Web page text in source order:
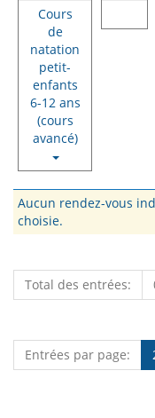
Cours
de
natation
petit-
enfants
6-12 ans
(cours
avancé)
Aucun rendez-vous
choisie.
Total des entrées:
Entrées par page: